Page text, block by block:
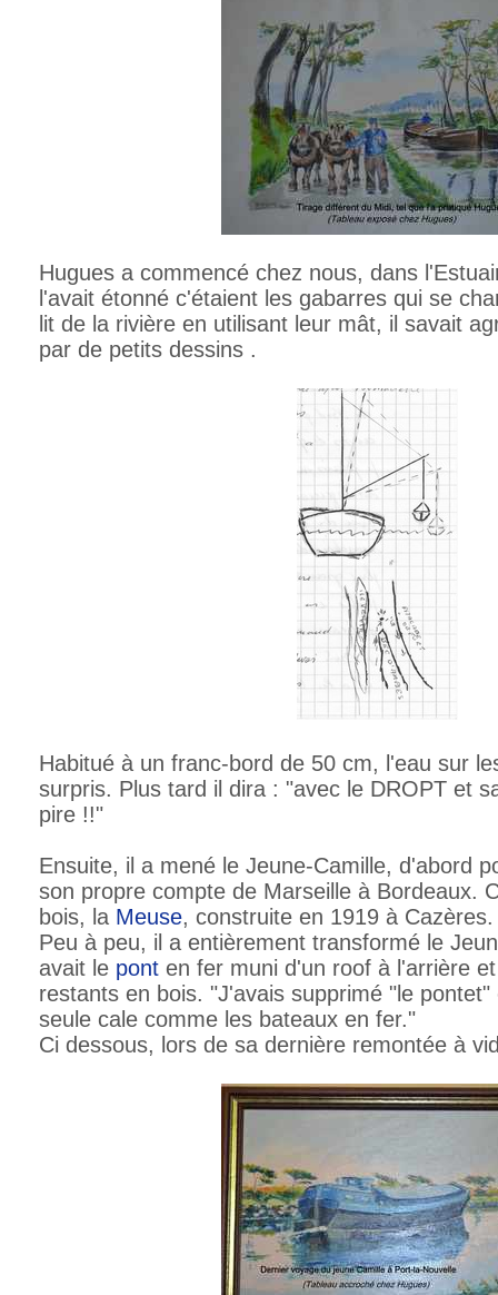
Hugues a commencé chez nous, dans
l'avait étonné c'étaient les gabarres qui se
lit de la rivière en utilisant leur mât, il savait
par de petits dessins .
Habitué à un franc-bord de 50 cm, l'eau sur
surpris. Plus tard il dira : "avec le DROPT et
pire !!"
Ensuite, il a mené le Jeune-Camille, d'abord
son propre compte de Marseille à Bordeaux.
bois, la Meuse, construite en 1919 à
Peu à peu, il a entièrement transformé le
avait le pont en fer muni d'un roof à l'arrière
restants en bois. "J'avais supprimé "le
seule cale comme les bateaux en fer."
Ci dessous, lors de sa dernière remontée à